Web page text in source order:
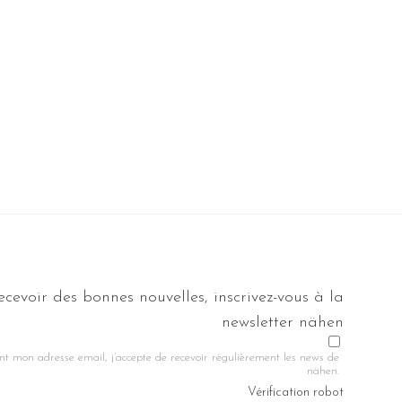
des bonnes nouvelles, inscrivez-vous à la
newsletter nähen
mon adresse email, j’accepte de recevoir régulièrement les news de
nähen.
Vérification robot